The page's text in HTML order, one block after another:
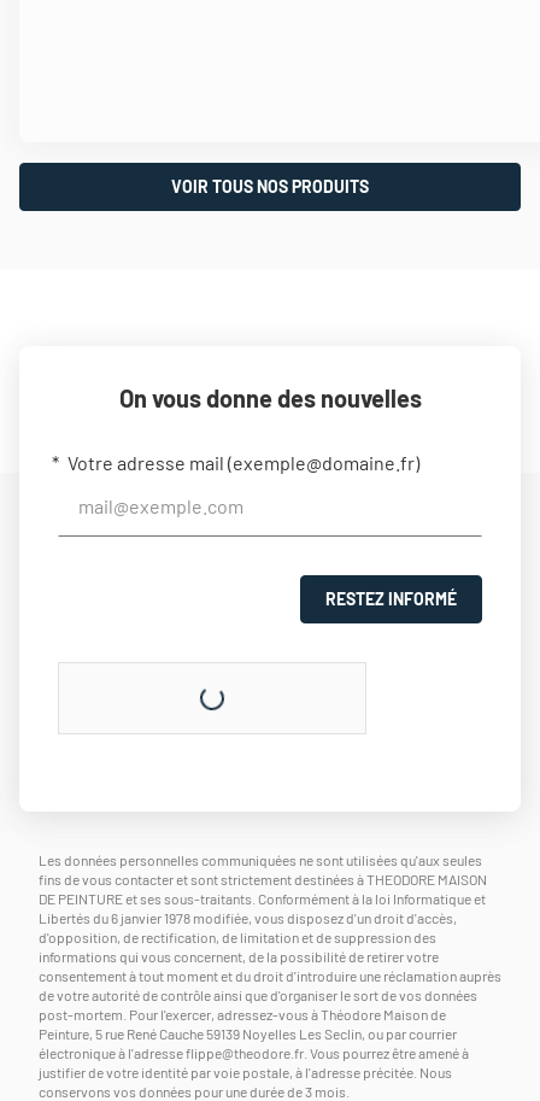
VOIR TOUS NOS PRODUITS
On vous donne des nouvelles
Votre adresse mail (exemple@domaine.fr)
RESTEZ INFORMÉ
Les données personnelles communiquées ne sont utilisées qu'aux seules
fins de vous contacter et sont strictement destinées à THEODORE MAISON
DE PEINTURE et ses sous-traitants. Conformément à la loi Informatique et
Libertés du 6 janvier 1978 modifiée, vous disposez d'un droit d'accès,
d'opposition, de rectification, de limitation et de suppression des
informations qui vous concernent, de la possibilité de retirer votre
consentement à tout moment et du droit d'introduire une réclamation auprès
de votre autorité de contrôle ainsi que d'organiser le sort de vos données
post-mortem. Pour l'exercer, adressez-vous à Théodore Maison de
Peinture, 5 rue René Cauche 59139 Noyelles Les Seclin, ou par courrier
électronique à l'adresseflippe@theodore.fr . Vous pourrez être amené à
justifier de votre identité par voie postale, à l'adresse précitée. Nous
conservons vos données pour une durée de 3 mois.